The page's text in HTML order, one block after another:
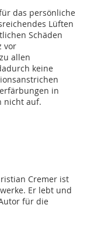
das persönliche
Lüften
Schäden
vor
allen
keine
in
nicht auf.
Cremer ist
Er lebt und
für die